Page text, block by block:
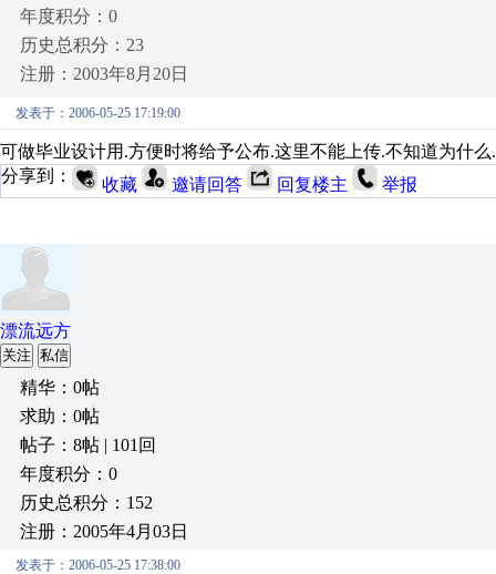
年度积分：0
历史总积分：23
注册：2003年8月20日
发表于：2006-05-25 17:19:00
可做毕业设计用.方便时将给予公布.这里不能上传.不知道为什么.
分享到：
收藏 邀请回答 回复楼主 举报
漂流远方
关注 私信
精华：0帖
求助：0帖
帖子：8帖 | 101回
年度积分：0
历史总积分：152
注册：2005年4月03日
发表于：2006-05-25 17:38:00